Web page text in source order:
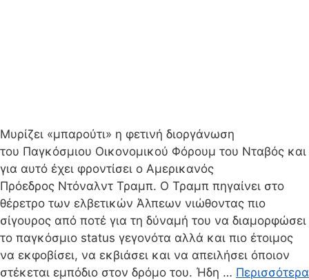
Μυρίζει «μπαρούτι» η φετινή διοργάνωση
του Παγκόσμιου Οικονομικού Φόρουμ του Νταβός και
για αυτό έχει φροντίσει ο Αμερικανός
Πρόεδρος Ντόναλντ Τραμπ. Ο Τραμπ πηγαίνει στο
θέρετρο των ελβετικών Άλπεων νιώθοντας πιο
σίγουρος από ποτέ για τη δύναμή του να διαμορφώσει
το παγκόσμιο status γεγονότα αλλά και πιο έτοιμος
να εκφοβίσει, να εκβιάσει και να απειλήσει όποιον
στέκεται εμπόδιο στον δρόμο του. Ήδη … Περισσότερα